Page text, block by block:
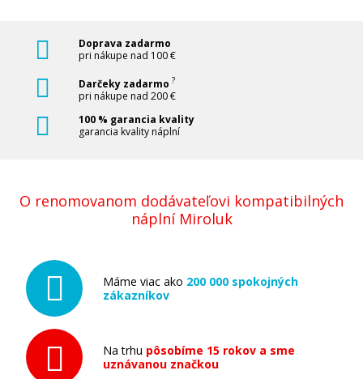
Doprava zadarmo
pri nákupe nad 100 €
Darčeky zadarmo ?
pri nákupe nad 200 €
100 % garancia kvality
garancia kvality náplní
O renomovanom dodávateľovi kompatibilných
náplní Miroluk
Máme viac ako 200 000 spokojných
zákazníkov
Na trhu pôsobíme 15 rokov a sme
uznávanou značkou